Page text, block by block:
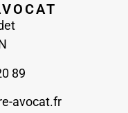
89
avocat.fr